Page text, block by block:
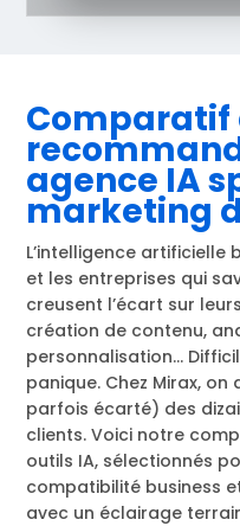
Comparatif
agence IA
marketing
L’intelligence
et les entreprises qui
creusent l’écart sur
création de contenu,
personnalisation…
panique. Chez Mirax,
parfois écarté) des
clients. Voici notre
outils IA, sélectionnés
compatibilité business
avec un éclairage